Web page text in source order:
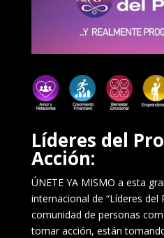
Líderes del
Acción:
ÚNETE YA MISMO a esta
internacional de “Líderes del
comunidad de personas
tomar acción, están